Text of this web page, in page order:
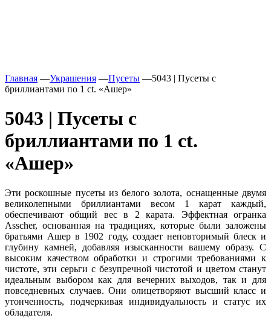
Главная —Украшения —Пусеты —5043 | Пусеты с
бриллиантами по 1 ct. «Ашер»
5043 | Пусеты с
бриллиантами по 1 ct.
«Ашер»
Эти роскошные пусеты из белого золота, оснащенные двумя
великолепными бриллиантами весом 1 карат каждый,
обеспечивают общий вес в 2 карата. Эффектная огранка
Asscher, основанная на традициях, которые были заложены
братьями Ашер в 1902 году, создает неповторимый блеск и
глубину камней, добавляя изысканности вашему образу. С
высоким качеством обработки и строгими требованиями к
чистоте, эти серьги с безупречной чистотой и цветом станут
идеальным выбором как для вечерних выходов, так и для
повседневных случаев. Они олицетворяют высший класс и
утонченность, подчеркивая индивидуальность и статус их
обладателя.